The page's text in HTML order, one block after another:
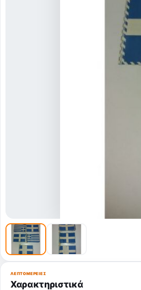
ΛΕΠΤΟΜΈΡΕΙΕΣ
Χαρακτηριστικά